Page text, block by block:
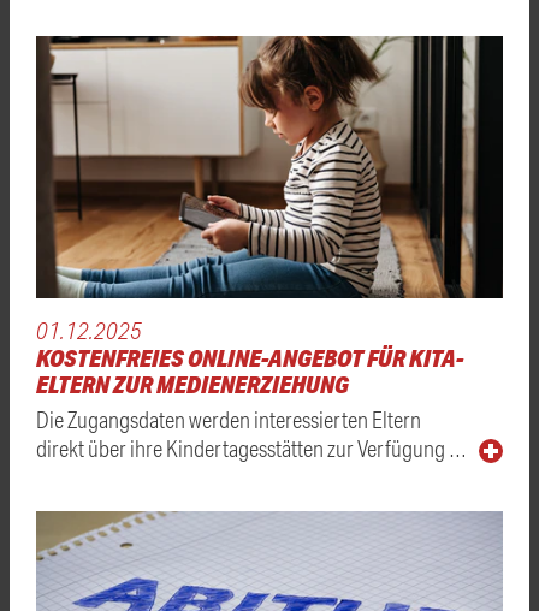
01.12.2025
KOSTENFREIES ONLINE-ANGEBOT FÜR KITA-
ELTERN ZUR MEDIENERZIEHUNG
Die Zugangsdaten werden interessierten Eltern
direkt über ihre Kindertagesstätten zur Verfügung …